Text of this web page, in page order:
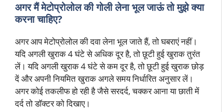
अगर मैं मेटोप्रोलोल की गोली लेना भूल जाऊं तो मुझे क्या
करना चाहिए?
अगर आप मेटोप्रोलोल की दवा लेना भूल जाते हैं, तो घबराएं नहीं।
यदि अगली खुराक 4 घंटे से अधिक दूर है, तो छूटी हुई खुराक तुरंत
लें। यदि अगली खुराक 4 घंटे से कम दूर है, तो छूटी हुई खुराक छोड़
दें और अपनी नियमित खुराक अगले समय निर्धारित अनुसार लें।
अगर कोई तकलीफ हो रही है जैसे सरदर्द, चक्कर आना या छाती में
दर्द तो डॉक्टर को दिखाए।